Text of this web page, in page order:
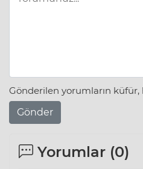
Gönderilen yorumların küfür,
Gönder
Yorumlar (0)